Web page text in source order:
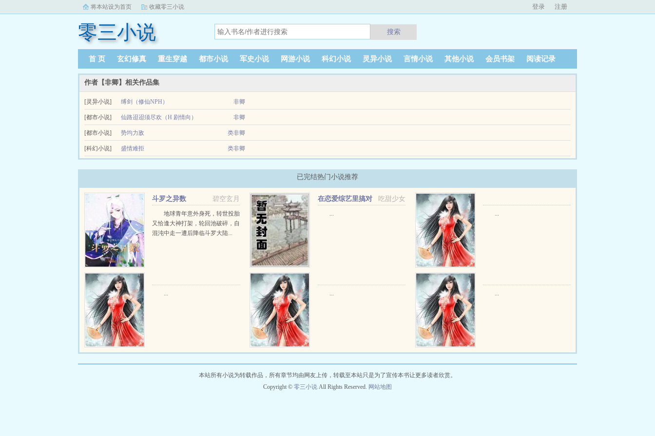
将本站设为首页 收藏零三小说 登录 注册
零三小说 搜索
首 页 玄幻修真 重生穿越 都市小说 军史小说 网游小说 科幻小说 灵异小说 言情小说 其他小说 会员书架 阅读记录
作者【非卿】相关作品集
[灵异小说] 缚剑（修仙NPH） 非卿
王婉一觉醒来，发现自己穿越到了一本男频爽文小说里本想勾引高冷男主，却反被表里不一的男主扑倒若是能男主快活一辈子也就算了，谁知又被其他男人盯上隐藏身份的妖王师弟白切黑
反派掌门一面阴狠一面天真的...
[都市小说] 仙路迢迢须尽欢（H 剧情向） 非卿
王婉一觉醒来，发现自己穿越到了一本男频爽文小说里本想勾引高冷男主，却反被表里不一的男主扑倒若是能男主快活一辈子也就算了，谁知又被其他男人盯上隐藏身份的妖王师弟白切黑
反派掌门一面阴狠一面天真的...
[都市小说] 势均力敌 类非卿
年上暧昧拉扯游戏主播x技术流某天输了游戏，狄宜给心仪已久的主播发私信表白，还手滑发了一张自拍。狄宜我喜欢你，处CP吗？Sudie资料显示我们相距800米，你是哪个系的？狄宜当...
[科幻小说] 盛情难拒 类非卿
已完结热门小说推荐
碧空玄月
斗罗之异数
地球青年意外身死，转世投胎
又恰逢大神打架，轮回池破碎，自
混沌中走一遭后降临斗罗大陆...
吃甜少女
在恋爱综艺里搞对
... ...
... ... ...
本站所有小说为转载作品，所有章节均由网友上传，转载至本站只是为了宣传本书让更多读者欣赏。
Copyright © 零三小说 All Rights Reserved. 网站地图